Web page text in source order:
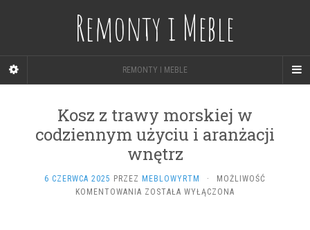
Remonty i Meble
REMONTY I MEBLE
Kosz z trawy morskiej w
codziennym użyciu i aranżacji
wnętrz
6 CZERWCA 2025 PRZEZ MEBLOWYRTM ·
MOŻLIWOŚĆ
KOMENTOWANIA KOSZ
ZOSTAŁA WYŁĄCZONA